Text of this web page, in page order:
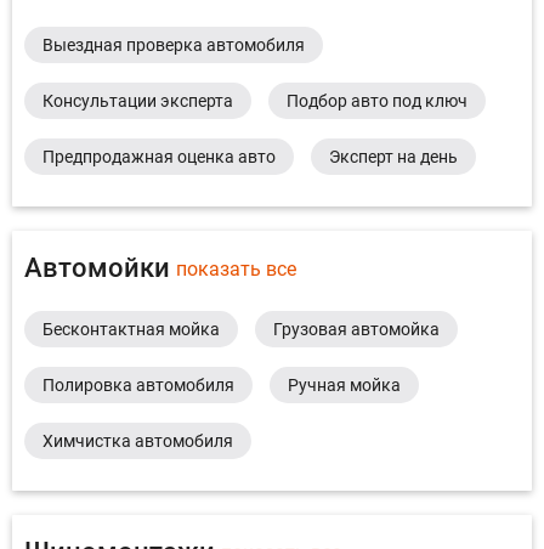
Выездная проверка автомобиля
Консультации эксперта Подбор авто под ключ
Предпродажная оценка авто Эксперт на день
Автомойки показать все
Бесконтактная мойка Грузовая автомойка
Полировка автомобиля Ручная мойка
Химчистка автомобиля